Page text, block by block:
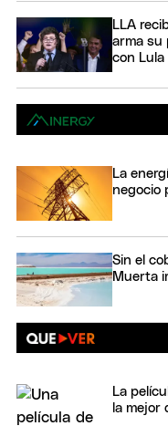
LLA
arma su
con Lula
La
negocio
Sin el
Muerta
La
la mejor